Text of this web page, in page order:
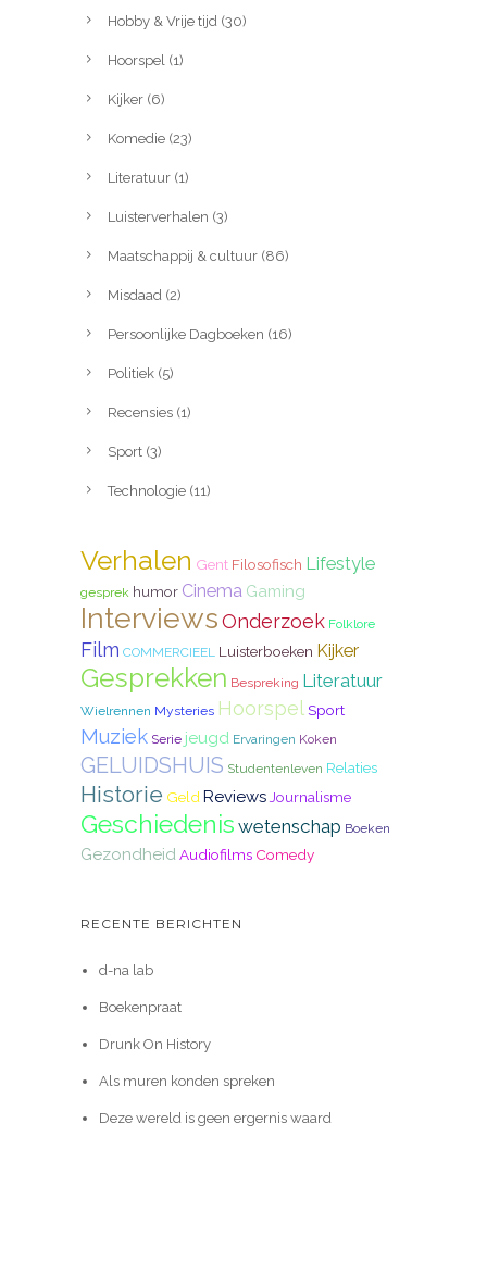
Hobby & Vrije tijd (30)
Hoorspel (1)
Kijker (6)
Komedie (23)
Literatuur (1)
Luisterverhalen (3)
Maatschappij & cultuur (86)
Misdaad (2)
Persoonlijke Dagboeken (16)
Politiek (5)
Recensies (1)
Sport (3)
Technologie (11)
Verhalen Gent Filosofisch Lifestyle
gesprek humor Cinema Gaming
InterviewsOnderzoek Folklore
Film COMMERCIEEL Luisterboeken Kijker
Gesprekken Bespreking Literatuur
Wielrennen Mysteries Hoorspel Sport
Muziek Serie jeugd Ervaringen Koken
GELUIDSHUIS Studentenleven Relaties
Historie Geld Reviews Journalisme
Geschiedenis wetenschap Boeken
GezondheidAudiofilms Comedy
RECENTE BERICHTEN
d-na lab
Boekenpraat
Drunk On History
Als muren konden spreken
Deze wereld is geen ergernis waard